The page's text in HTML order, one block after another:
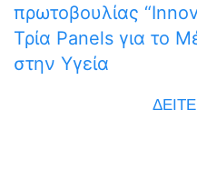
πρωτοβουλίας
Τρία Panels για το
στην Υγεία